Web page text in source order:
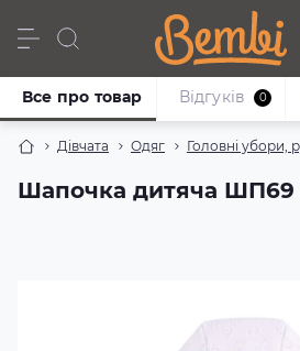
Дівчата Хлопці
Дівчата Одяг Головні убори,
Шапочка дитяча ШП69
Все про товар Відгуків 0